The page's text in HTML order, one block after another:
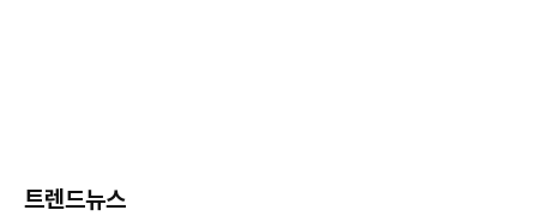
트렌드뉴스